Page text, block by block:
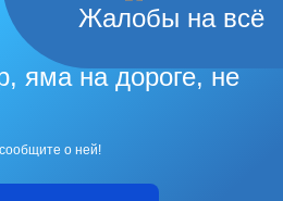
Жалобы на всё
яма на дороге, не
о ней!